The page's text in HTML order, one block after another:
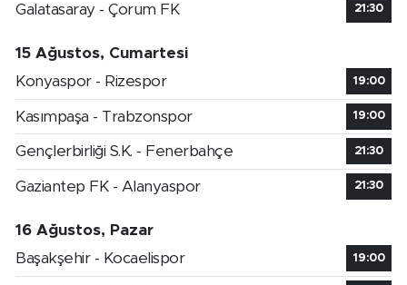
Galatasaray - Çorum FK
21:30
15 Ağustos, Cumartesi
Konyaspor - Rizespor
19:00
Kasımpaşa - Trabzonspor 19:00
Gençlerbirliği S.K. - Fenerbahçe 21:30
Gaziantep FK - Alanyaspor 21:30
16 Ağustos, Pazar
Başakşehir - Kocaelispor
19:00